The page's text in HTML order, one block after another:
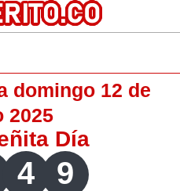
domingo 12 de
2025
Día
4 9